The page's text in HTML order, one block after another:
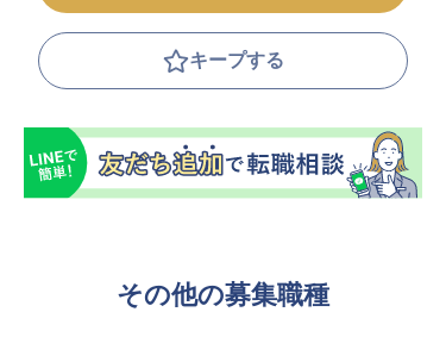
キープする
その他の募集職種